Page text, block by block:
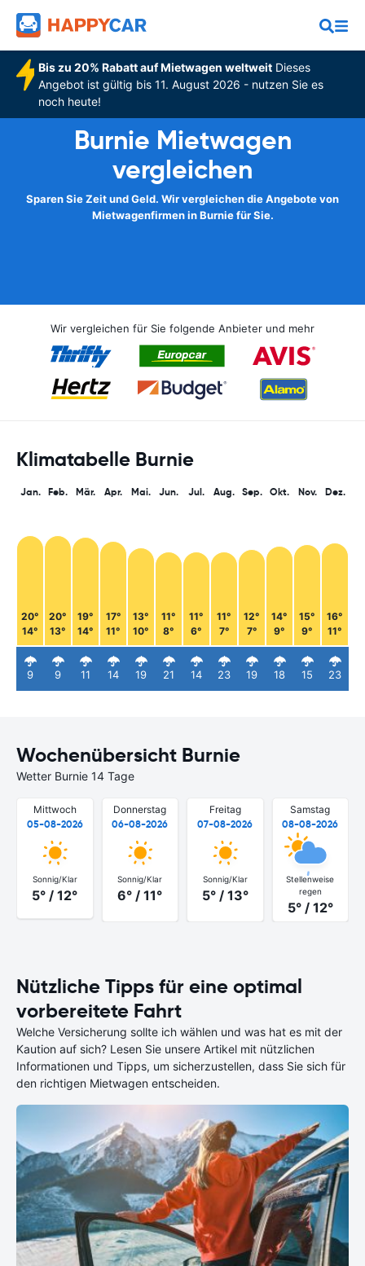
Bis zu 20% Rabatt auf Mietwagen weltweitDieses
Angebot ist gültig bis 11. August 2026 - nutzen Sie es
noch heute!
Burnie Mietwagen
vergleichen
Sparen Sie Zeit und Geld. Wir vergleichen die Angebote von
Mietwagenfirmen in Burnie für Sie.
Wir vergleichen für Sie folgende Anbieter und mehr
Klimatabelle Burnie
Jan.
20°
14°
9
Feb.
20°
13°
9
Mär.
19°
14°
11
Apr.
17°
11°
14
Mai.
13°
10°
19
Jun.
11°
8°
21
Jul.
11°
6°
14
Aug.
11°
7°
23
Sep.
12°
7°
19
Okt.
14°
9°
18
Nov.
15°
9°
15
Dez.
16°
11°
23
Wochenübersicht Burnie
Wetter Burnie 14 Tage
Mittwoch
05-08-2026
Sonnig/Klar
5° / 12°
Donnerstag
06-08-2026
Sonnig/Klar
6° / 11°
Freitag
07-08-2026
Sonnig/Klar
5° / 13°
Samstag
08-08-2026
Stellenweise
regen
5° / 12°
Nützliche Tipps für eine optimal
vorbereitete Fahrt
Welche Versicherung sollte ich wählen und was hat es mit der
Kaution auf sich? Lesen Sie unsere Artikel mit nützlichen
Informationen und Tipps, um sicherzustellen, dass Sie sich für
den richtigen Mietwagen entscheiden.